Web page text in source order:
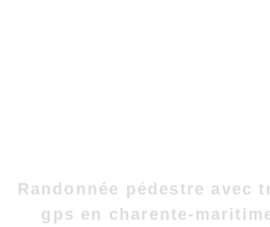
Randonnée pédestre avec
gps en charente-